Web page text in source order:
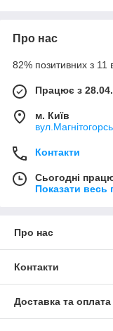
кондиціонування
«розумні»
покоряет
убедитесь,
выпускает
экспорт – так
Среди
моделей –
функціонал,
кондиціонерів Tosot
зокрема, в різних
воздушный
Про нас
82% позитивних з 11
Працює з
м. Київ
Контакти
Сьогодні
Показати весь
Про нас
Контакти
Доставка та оплата